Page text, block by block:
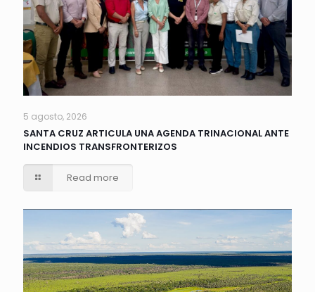
5 agosto, 2026
SANTA CRUZ ARTICULA UNA AGENDA TRINACIONAL ANTE
INCENDIOS TRANSFRONTERIZOS
Read more